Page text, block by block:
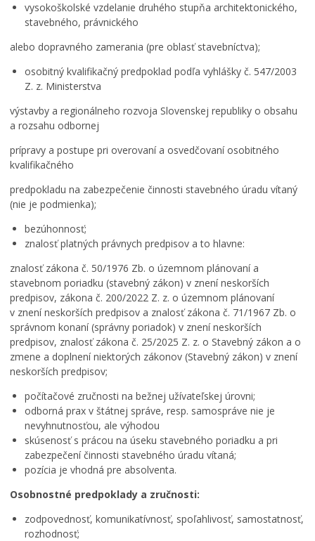
vysokoškolské vzdelanie druhého stupňa architektonického,
stavebného, právnického
alebo dopravného zamerania (pre oblasť stavebníctva);
osobitný kvalifikačný predpoklad podľa vyhlášky č. 547/2003
Z. z. Ministerstva
výstavby a regionálneho rozvoja Slovenskej republiky o obsahu
a rozsahu odbornej
prípravy a postupe pri overovaní a osvedčovaní osobitného
kvalifikačného
predpokladu na zabezpečenie činnosti stavebného úradu vítaný
(nie je podmienka);
bezúhonnosť;
znalosť platných právnych predpisov a to hlavne:
znalosť zákona č. 50/1976 Zb. o územnom plánovaní a
stavebnom poriadku (stavebný zákon) v znení neskorších
predpisov, zákona č. 200/2022 Z. z. o územnom plánovaní
v znení neskorších predpisov a znalosť zákona č. 71/1967 Zb. o
správnom konaní (správny poriadok) v znení neskorších
predpisov, znalosť zákona č. 25/2025 Z. z. o Stavebný zákon a o
zmene a doplnení niektorých zákonov (Stavebný zákon) v znení
neskorších predpisov;
počítačové zručnosti na bežnej užívateľskej úrovni;
odborná prax v štátnej správe, resp. samospráve nie je
nevyhnutnosťou, ale výhodou
skúsenosť s prácou na úseku stavebného poriadku a pri
zabezpečení činnosti stavebného úradu vítaná;
pozícia je vhodná pre absolventa.
Osobnostné predpoklady a zručnosti:
zodpovednosť, komunikatívnosť, spoľahlivosť, samostatnosť,
rozhodnosť;